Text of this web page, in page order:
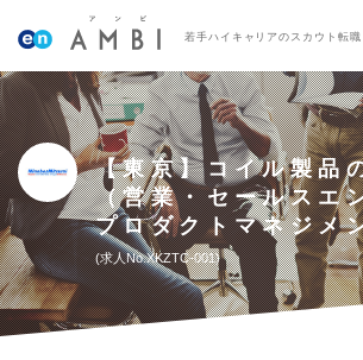
若手ハイキャリアのスカウト転職
【東京】コイル製品
（営業・セールスエ
プロダクトマネジメ
求人No.XKZTC-001